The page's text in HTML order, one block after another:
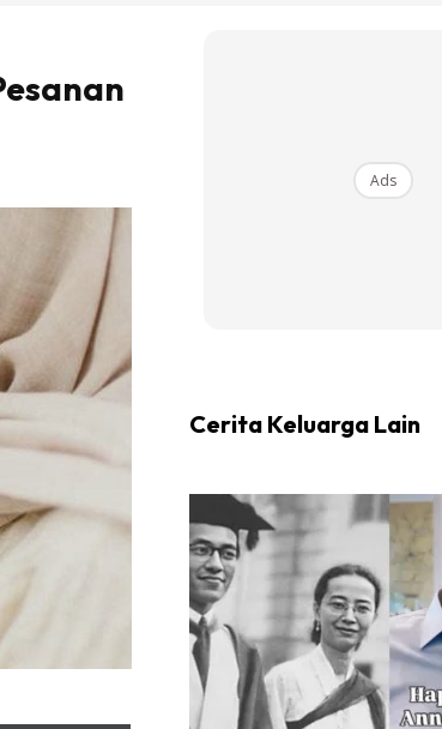
Ads
Cerita Keluarga Lain